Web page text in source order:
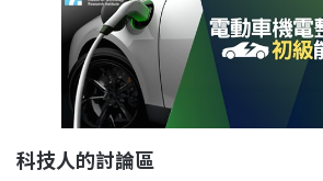
科技人的討論區